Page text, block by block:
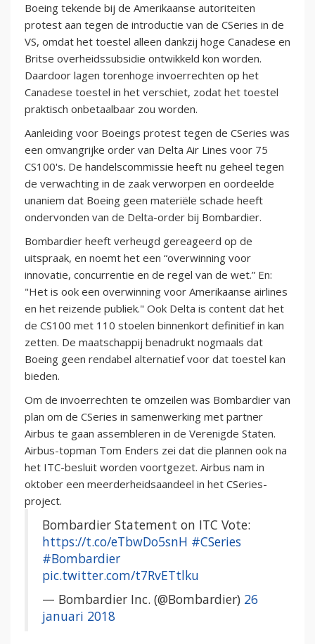
Boeing tekende bij de Amerikaanse autoriteiten
protest aan tegen de introductie van de CSeries in de
VS, omdat het toestel alleen dankzij hoge Canadese en
Britse overheidssubsidie ontwikkeld kon worden.
Daardoor lagen torenhoge invoerrechten op het
Canadese toestel in het verschiet, zodat het toestel
praktisch onbetaalbaar zou worden.
Aanleiding voor Boeings protest tegen de CSeries was
een omvangrijke order van Delta Air Lines voor 75
CS100's. De handelscommissie heeft nu geheel tegen
de verwachting in de zaak verworpen en oordeelde
unaniem dat Boeing geen materiële schade heeft
ondervonden van de Delta-order bij Bombardier.
Bombardier heeft verheugd gereageerd op de
uitspraak, en noemt het een “overwinning voor
innovatie, concurrentie en de regel van de wet.” En:
"Het is ook een overwinning voor Amerikaanse airlines
en het reizende publiek." Ook Delta is content dat het
de CS100 met 110 stoelen binnenkort definitief in kan
zetten. De maatschappij benadrukt nogmaals dat
Boeing geen rendabel alternatief voor dat toestel kan
bieden.
Om de invoerrechten te omzeilen was Bombardier van
plan om de CSeries in samenwerking met partner
Airbus te gaan assembleren in de Verenigde Staten.
Airbus-topman Tom Enders zei dat die plannen ook na
het ITC-besluit worden voortgezet. Airbus nam in
oktober een meerderheidsaandeel in het CSeries-
project.
Bombardier Statement on ITC Vote:
https://t.co/eTbwDo5snH #CSeries
#Bombardier
pic.twitter.com/t7RvETtlku
— Bombardier Inc. (@Bombardier) 26
januari 2018